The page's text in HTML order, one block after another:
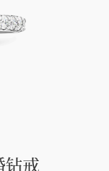
戒